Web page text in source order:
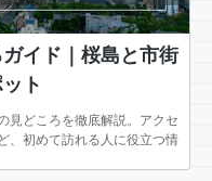
イド｜桜島と市街
ト
見どころを徹底解説。アクセ
、初めて訪れる人に役立つ情